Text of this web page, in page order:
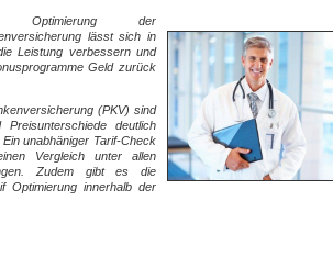
der
lässt sich in
Leistung verbessern und
Geld zurück
(PKV) sind
deutlich
unabhäniger Tarif-Check
Vergleich unter allen
Zudem gibt es die
Optimierung innerhalb der